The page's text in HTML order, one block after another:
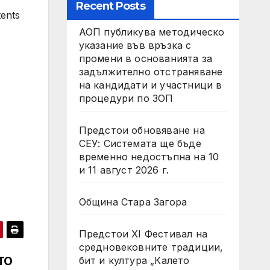
Recent Posts
АОП публикува методическо
указание във връзка с
промени в основанията за
задължително отстраняване
на кандидати и участници в
процедури по ЗОП
Предстои обновяване на
СЕУ: Системата ще бъде
временно недостъпна на 10
и 11 август 2026 г.
Община Стара Загора
Предстои XI Фестивал на
средновековните традиции,
бит и култура „Калето